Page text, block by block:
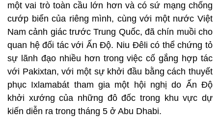
một vai trò toàn cầu lớn hơn và có sứ mạng chống
cướp biển của riêng mình, cùng với một nước Việt
Nam cảnh giác trước Trung Quốc, đã chín muồi cho
quan hệ đối tác với Ấn Độ. Niu Đêli có thể chứng tỏ
sự lãnh đạo nhiều hơn trong việc cố gắng hợp tác
với Pakixtan, với một sự khởi đầu bằng cách thuyết
phục Ixlamabát tham gia một hội nghị do Ấn Độ
khởi xướng của những đô đốc trong khu vực dự
kiến diễn ra trong tháng 5 ở Abu Dhabi.